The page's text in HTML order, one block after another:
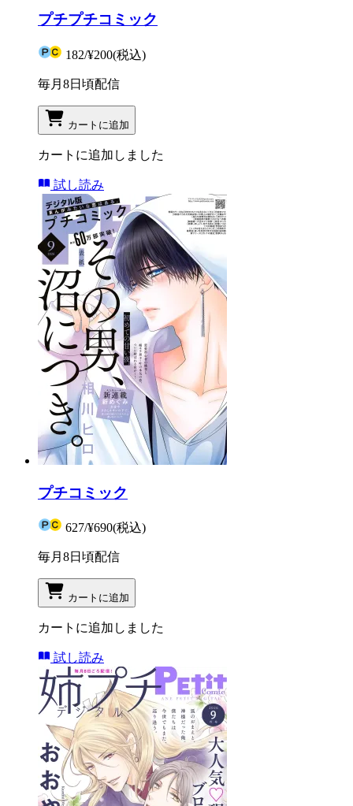
プチプチコミック
182/¥200(税込)
毎月8日頃配信
カートに追加
カートに追加しました
試し読み
プチコミック
627/¥690(税込)
毎月8日頃配信
カートに追加
カートに追加しました
試し読み